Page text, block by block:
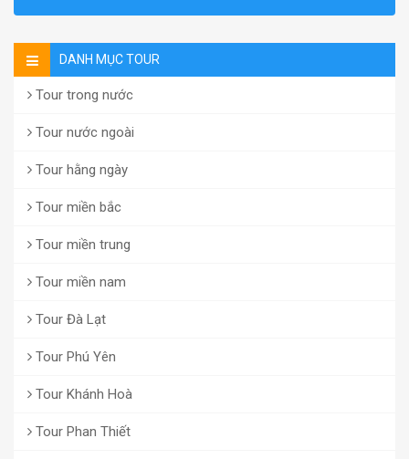
DANH MỤC TOUR
Tour trong nước
Tour nước ngoài
Tour hằng ngày
Tour miền bắc
Tour miền trung
Tour miền nam
Tour Đà Lạt
Tour Phú Yên
Tour Khánh Hoà
Tour Phan Thiết